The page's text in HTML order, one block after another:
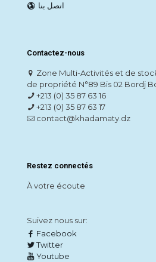
اتصل بنا
Contactez-nous
Zone Multi-Activités et de
de propriété N°89 Bis 02 Bordj
+213 (0) 35 87 63 16
+213 (0) 35 87 63 17
contact@khadamaty.dz
Restez connectés
À votre écoute
Suivez nous sur:
Facebook
Twitter
Youtube